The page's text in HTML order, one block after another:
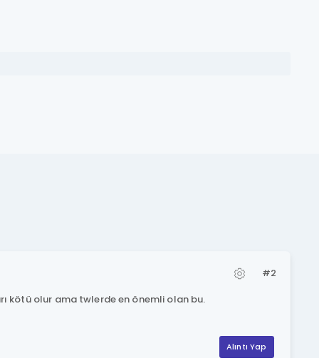
#2
kötü olur ama twlerde en önemli olan bu.
Alıntı Yap